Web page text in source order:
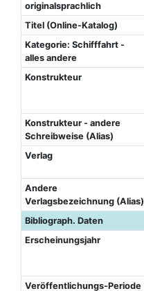
originalsprachlich
Titel (Online-Katalog)
Kategorie: Schifffahrt -
alles andere
Konstrukteur
Konstrukteur - andere
Schreibweise (Alias)
Verlag
Andere
Verlagsbezeichnung (Alias)
Bibliograph. Daten
Erscheinungsjahr
Veröffentlichungs-Periode